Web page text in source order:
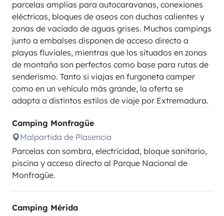
parcelas amplias para autocaravanas, conexiones
eléctricas, bloques de aseos con duchas calientes y
zonas de vaciado de aguas grises. Muchos campings
junto a embalses disponen de acceso directo a
playas fluviales, mientras que los situados en zonas
de montaña son perfectos como base para rutas de
senderismo. Tanto si viajas en furgoneta camper
como en un vehículo más grande, la oferta se
adapta a distintos estilos de viaje por Extremadura.
Camping Monfragüe
Malpartida de Plasencia
Parcelas con sombra, electricidad, bloque sanitario,
piscina y acceso directo al Parque Nacional de
Monfragüe.
Camping Mérida